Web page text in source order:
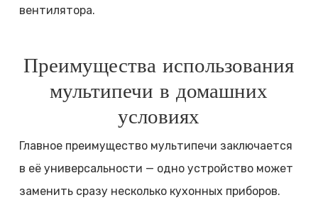
вентилятора.
Преимущества использования
мультипечи в домашних
условиях
Главное преимущество мультипечи заключается
в её универсальности — одно устройство может
заменить сразу несколько кухонных приборов.